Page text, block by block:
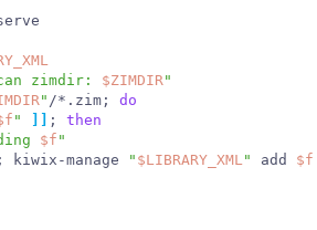
zimdir: $ZIMDIR"
" /*.zim ;
do
" ;
then
$f "
; kiwix-manage " $LIBRARY_XML" add $f